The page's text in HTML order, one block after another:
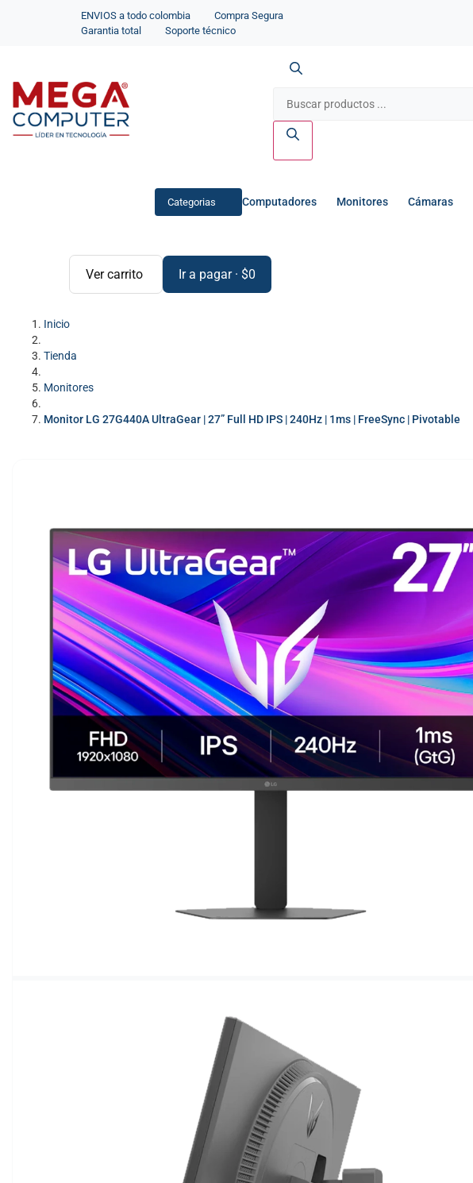
ENVIOS a todo colombia
Compra Segura
Garantia total
Soporte técnico
Categorias Computadores Monitores Cámaras
Ver carrito Ir a pagar · $0
Inicio
Tienda
Monitores
Monitor LG 27G440A UltraGear | 27” Full HD IPS | 240Hz | 1ms | FreeSync | Pivotable